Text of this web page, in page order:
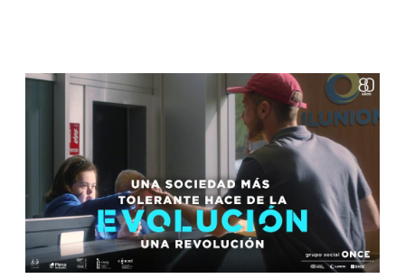
contra la Mujer. Este cupón difunde la nueva
imagen de la campaña #haysalida, rediseñada
con el objetivo de acercarse al mundo online
para que el mensaje llegue de manera viral a más
rincones de la sociedad.